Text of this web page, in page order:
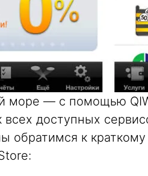
море — с помощью
доступных
обратимся к